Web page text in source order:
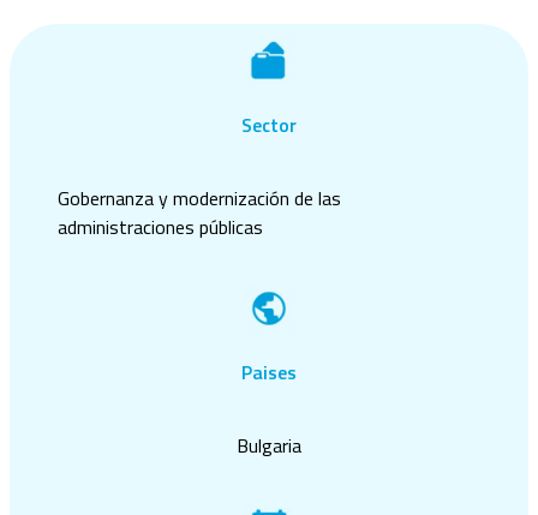
Sector
Gobernanza y modernización de las
administraciones públicas
Paises
Bulgaria